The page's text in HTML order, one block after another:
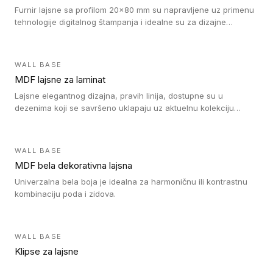
Furnir lajsne sa profilom 20x80 mm su napravljene uz primenu
tehnologije digitalnog štampanja i idealne su za dizajne
WALL BASE
MDF lajsne za laminat
Lajsne elegantnog dizajna, pravih linija, dostupne su u
dezenima koji se savršeno uklapaju uz aktuelnu kolekciju
WALL BASE
MDF bela dekorativna lajsna
Univerzalna bela boja je idealna za harmoničnu ili kontrastnu
kombinaciju poda i zidova.
WALL BASE
Klipse za lajsne